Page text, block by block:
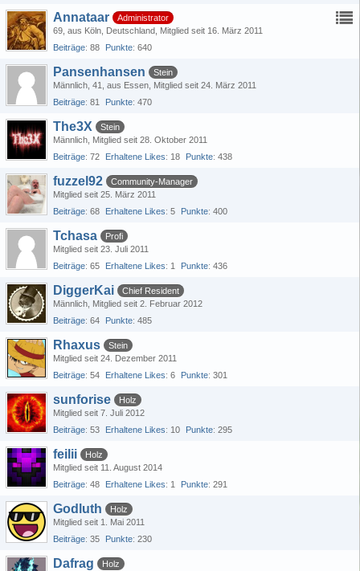
Annataar
Administrator
69 aus Köln, Deutschland Mitglied seit 16. März 2011
Beiträge 88 Punkte 640
Pansenhansen
Stein
Männlich 41 aus Essen Mitglied seit 24. März 2011
Beiträge 81 Punkte 470
The3X
Stein
Männlich Mitglied seit 28. Oktober 2011
Beiträge 72 Erhaltene Likes 18 Punkte 438
fuzzel92
Community-Manager
Mitglied seit 25. März 2011
Beiträge 68 Erhaltene Likes 5 Punkte 400
Tchasa
Profi
Mitglied seit 23. Juli 2011
Beiträge 65 Erhaltene Likes 1 Punkte 436
DiggerKai
Chief Resident
Männlich Mitglied seit 2. Februar 2012
Beiträge 64 Punkte 485
Rhaxus
Stein
Mitglied seit 24. Dezember 2011
Beiträge 54 Erhaltene Likes 6 Punkte 301
sunforise
Holz
Mitglied seit 7. Juli 2012
Beiträge 53 Erhaltene Likes 10 Punkte 295
feilii
Holz
Mitglied seit 11. August 2014
Beiträge 48 Erhaltene Likes 1 Punkte 291
Godluth
Holz
Mitglied seit 1. Mai 2011
Beiträge 35 Punkte 230
Dafrag
Holz